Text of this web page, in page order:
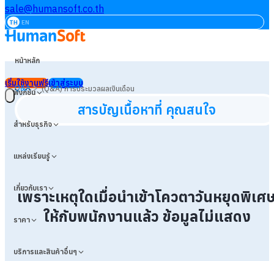
sale@humansoft.co.th
TH EN
หน้าหลัก
ฟังก์ชัน
สำหรับธุรกิจ
แหล่งเรียนรู้
เกี่ยวกับเรา
ราคา
บริการและสินค้าอื่นๆ
เริ่มใช้งานฟรีเข้าสู่ระบบ
Q&A>(Q&A) การประมวลผลเงินเดือน
สารบัญเนื้อหาที่ คุณสนใจ
เพราะเหตุใดเมื่อนำเข้าโควตาวันหยุดพิเศ
ให้กับพนักงานแล้ว ข้อมูลไม่แสดง